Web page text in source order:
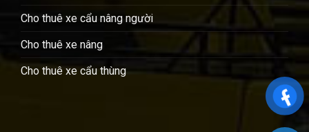
Cho thuê xe cẩu nâng người
Cho thuê xe nâng
Cho thuê xe cẩu thùng